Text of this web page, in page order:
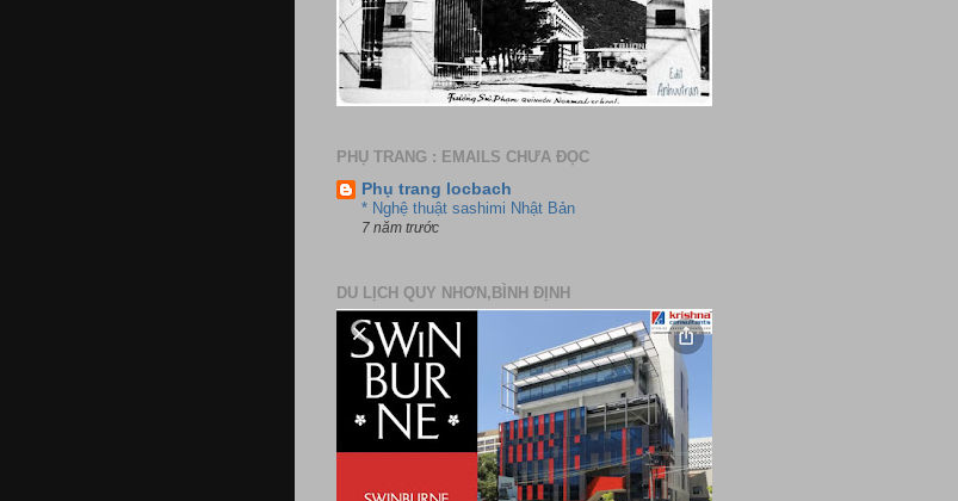
PHỤ TRANG : EMAILS CHƯA ĐỌC
Phụ trang locbach
* Nghệ thuật sashimi Nhật Bản
7 năm trước
DU LỊCH QUY NHƠN,BÌNH ĐỊNH